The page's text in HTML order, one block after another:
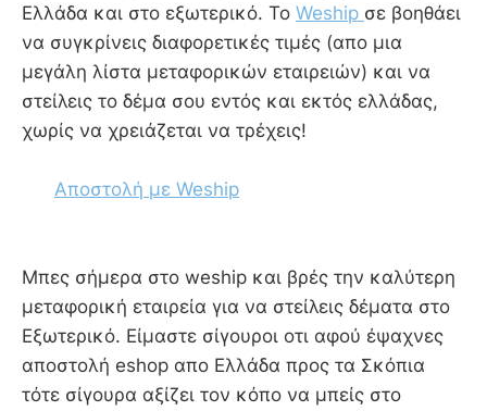
Ελλάδα και στο εξωτερικό. Το Weship σε βοηθάει
να συγκρίνεις διαφορετικές τιμές (απο μια
μεγάλη λίστα μεταφορικών εταιρειών) και να
στείλεις το δέμα σου εντός και εκτός ελλάδας,
χωρίς να χρειάζεται να τρέχεις!
Αποστολή με Weship
Mπες σήμερα στο weship και βρές την καλύτερη
μεταφορική εταιρεία για να στείλεις δέματα στο
Εξωτερικό. Είμαστε σίγουροι οτι αφού έψαχνες
αποστολή eshop απο Ελλάδα προς τα Σκόπια
τότε σίγουρα αξίζει τον κόπο να μπείς στο